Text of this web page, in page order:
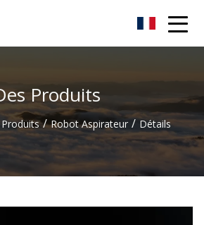
Produits
/ Robot Aspirateur / Détails